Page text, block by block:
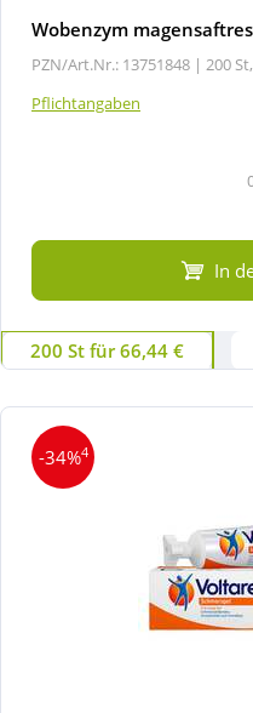
Wobenzym
PZN/Art.Nr.: 13751848 | 200
Pflichtangaben
In
200 St für 66,44 €
-34%4